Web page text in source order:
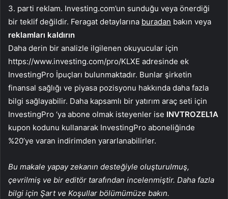
3. parti reklam. Investing.com’un sunduğu veya önerdiği
bir teklif değildir. Feragat detaylarına buradan bakın veya
reklamları kaldırın
Daha derin bir analizle ilgilenen okuyucular için
https://www.investing.com/pro/KLXE adresinde ek
InvestingPro İpuçları bulunmaktadır. Bunlar şirketin
finansal sağlığı ve piyasa pozisyonu hakkında daha fazla
bilgi sağlayabilir. Daha kapsamlı bir yatırım araç seti için
InvestingPro ‘ya abone olmak isteyenler ise INVTROZEL1A
kupon kodunu kullanarak InvestingPro aboneliğinde
%20’ye varan indirimden yararlanabilirler.
Bu makale yapay zekanın desteğiyle oluşturulmuş,
çevrilmiş ve bir editör tarafından incelenmiştir. Daha fazla
bilgi için Şart ve Koşullar bölümümüze bakın.